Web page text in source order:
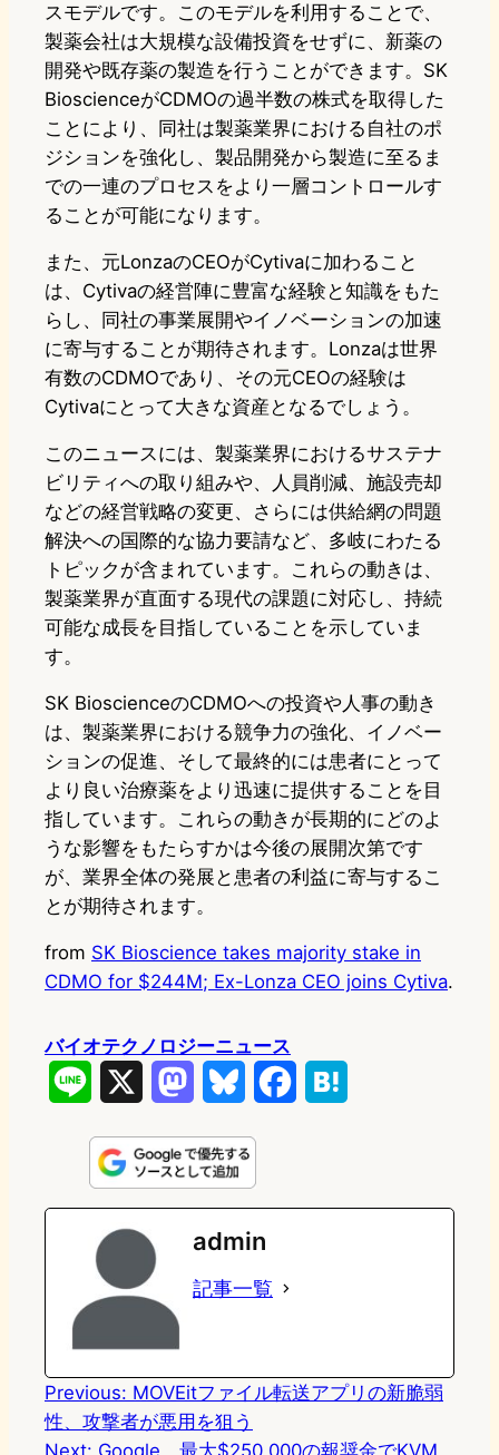
スモデルです。このモデルを利用することで、
製薬会社は大規模な設備投資をせずに、新薬の
開発や既存薬の製造を行うことができます。SK
BioscienceがCDMOの過半数の株式を取得した
ことにより、同社は製薬業界における自社のポ
ジションを強化し、製品開発から製造に至るま
での一連のプロセスをより一層コントロールす
ることが可能になります。
また、元LonzaのCEOがCytivaに加わること
は、Cytivaの経営陣に豊富な経験と知識をもた
らし、同社の事業展開やイノベーションの加速
に寄与することが期待されます。Lonzaは世界
有数のCDMOであり、その元CEOの経験は
Cytivaにとって大きな資産となるでしょう。
このニュースには、製薬業界におけるサステナ
ビリティへの取り組みや、人員削減、施設売却
などの経営戦略の変更、さらには供給網の問題
解決への国際的な協力要請など、多岐にわたる
トピックが含まれています。これらの動きは、
製薬業界が直面する現代の課題に対応し、持続
可能な成長を目指していることを示していま
す。
SK BioscienceのCDMOへの投資や人事の動き
は、製薬業界における競争力の強化、イノベー
ションの促進、そして最終的には患者にとって
より良い治療薬をより迅速に提供することを目
指しています。これらの動きが長期的にどのよ
うな影響をもたらすかは今後の展開次第です
が、業界全体の発展と患者の利益に寄与するこ
とが期待されます。
from SK Bioscience takes majority stake in
CDMO for $244M; Ex-Lonza CEO joins Cytiva.
バイオテクノロジーニュース
n
e
s
t
o
d
n
u
e
s
k
e
k
e
admin
記事一覧
Previous: MOVEitファイル転送アプリの新脆弱
性、攻撃者が悪用を狙う